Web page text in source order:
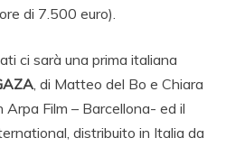
di 7.500 euro).
ci sarà una prima italiana
, di Matteo del Bo e Chiara
Film – Barcellona- ed il
distribuito in Italia da